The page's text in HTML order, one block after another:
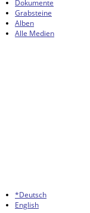
Dokumente
Grabsteine
Alben
Alle Medien
*Deutsch
English